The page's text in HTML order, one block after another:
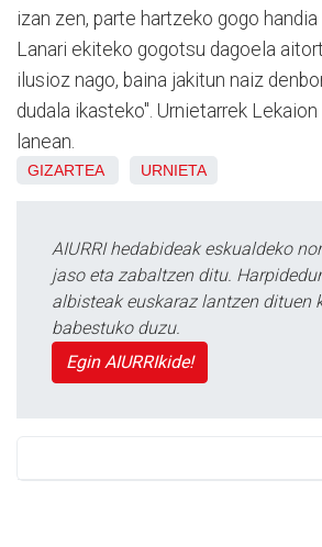
izan zen, parte hartzeko gogo handia
Lanari ekiteko gogotsu dagoela
ilusioz nago, baina jakitun naiz
dudala ikasteko". Urnietarrek
lanean.
GIZARTEA URNIETA
AIURRI hedabideak eskualdeko
jaso eta zabaltzen ditu.
albisteak euskaraz lantzen dituen
babestuko duzu.
Egin AIURRIkide!